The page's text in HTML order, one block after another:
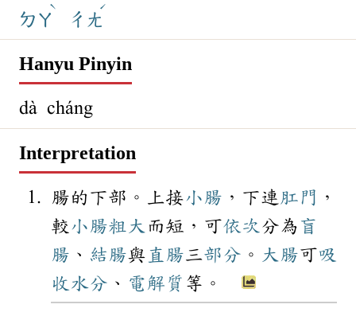
ㄉㄚ
ˋ
ㄔㄤ
ˊ
Hanyu Pinyin
dà cháng
Interpretation
腸的下部。上接小腸 ，下連 肛門 ，
較 小腸粗大 而短，可依次 分為 盲
腸 、 結腸與 直腸 三部分 。 大腸可吸
收 水分 、 電解質 等。